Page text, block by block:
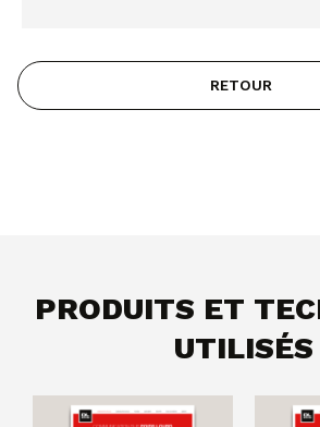
RETOUR
PRODUITS ET
UTILISÉS